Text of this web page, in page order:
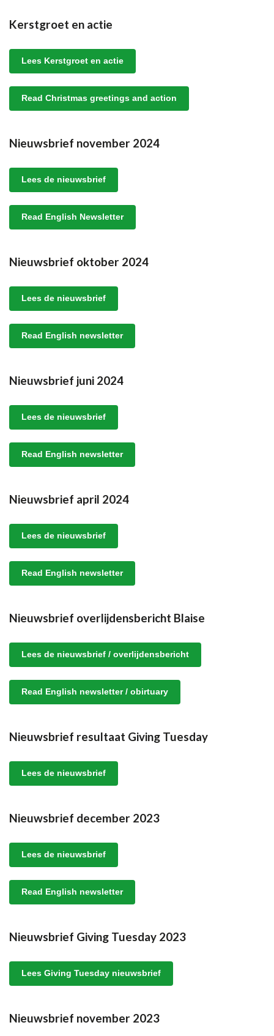
Kerstgroet en actie
Lees Kerstgroet en actie
Read Christmas greetings and action
Nieuwsbrief november 2024
Lees de nieuwsbrief
Read English Newsletter
Nieuwsbrief oktober 2024
Lees de nieuwsbrief
Read English newsletter
Nieuwsbrief juni 2024
Lees de nieuwsbrief
Read English newsletter
Nieuwsbrief april 2024
Lees de nieuwsbrief
Read English newsletter
Nieuwsbrief overlijdensbericht Blaise
Lees de nieuwsbrief / overlijdensbericht
Read English newsletter / obirtuary
Nieuwsbrief resultaat Giving Tuesday
Lees de nieuwsbrief
Nieuwsbrief december 2023
Lees de nieuwsbrief
Read English newsletter
Nieuwsbrief Giving Tuesday 2023
Lees Giving Tuesday nieuwsbrief
Nieuwsbrief november 2023